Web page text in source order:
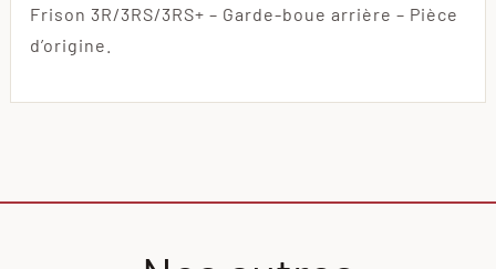
Frison 3R/3RS/3RS+ – Garde-boue arrière – Pièce
d’origine.